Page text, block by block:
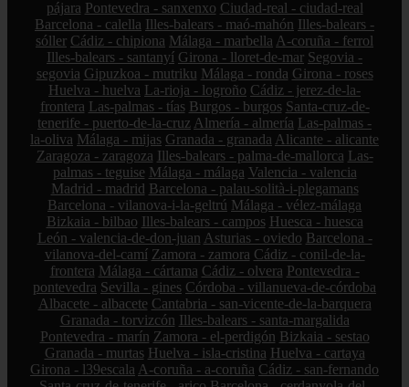
pájara Pontevedra - sanxenxo Ciudad-real - ciudad-real
Barcelona - calella Illes-balears - maó-mahón Illes-balears -
sóller Cádiz - chipiona Málaga - marbella A-coruña - ferrol
Illes-balears - santanyí Girona - lloret-de-mar Segovia -
segovia Gipuzkoa - mutriku Málaga - ronda Girona - roses
Huelva - huelva La-rioja - logroño Cádiz - jerez-de-la-
frontera Las-palmas - tías Burgos - burgos Santa-cruz-de-
tenerife - puerto-de-la-cruz Almería - almería Las-palmas -
la-oliva Málaga - mijas Granada - granada Alicante - alicante
Zaragoza - zaragoza Illes-balears - palma-de-mallorca Las-
palmas - teguise Málaga - málaga Valencia - valencia
Madrid - madrid Barcelona - palau-solità-i-plegamans
Barcelona - vilanova-i-la-geltrú Málaga - vélez-málaga
Bizkaia - bilbao Illes-balears - campos Huesca - huesca
León - valencia-de-don-juan Asturias - oviedo Barcelona -
vilanova-del-camí Zamora - zamora Cádiz - conil-de-la-
frontera Málaga - cártama Cádiz - olvera Pontevedra -
pontevedra Sevilla - gines Córdoba - villanueva-de-córdoba
Albacete - albacete Cantabria - san-vicente-de-la-barquera
Granada - torvizcón Illes-balears - santa-margalida
Pontevedra - marín Zamora - el-perdigón Bizkaia - sestao
Granada - murtas Huelva - isla-cristina Huelva - cartaya
Girona - l39escala A-coruña - a-coruña Cádiz - san-fernando